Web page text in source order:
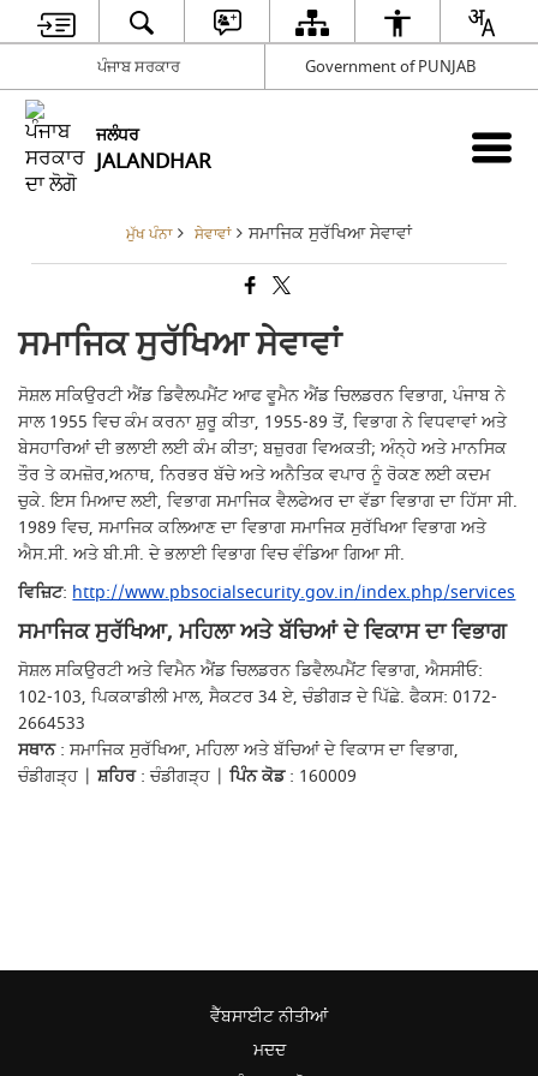
ਪੰਜਾਬ ਸਰਕਾਰ Government of PUNJAB
ਜਲੰਧਰ
JALANDHAR
ਮੁੱਖ ਪੰਨਾ ਸੇਵਾਵਾਂ ਸਮਾਜਿਕ ਸੁਰੱਖਿਆ ਸੇਵਾਵਾਂ
ਸਮਾਜਿਕ ਸੁਰੱਖਿਆ ਸੇਵਾਵਾਂ
ਸੋਸ਼ਲ ਸਕਿਉਰਟੀ ਐਂਡ ਡਿਵੈਲਪਮੈਂਟ ਆਫ ਵੂਮੈਨ ਐਂਡ ਚਿਲਡਰਨ ਵਿਭਾਗ, ਪੰਜਾਬ ਨੇ
ਸਾਲ 1955 ਵਿਚ ਕੰਮ ਕਰਨਾ ਸ਼ੁਰੂ ਕੀਤਾ, 1955-89 ਤੋਂ, ਵਿਭਾਗ ਨੇ ਵਿਧਵਾਵਾਂ ਅਤੇ
ਬੇਸਹਾਰਿਆਂ ਦੀ ਭਲਾਈ ਲਈ ਕੰਮ ਕੀਤਾ; ਬਜ਼ੁਰਗ ਵਿਅਕਤੀ; ਅੰਨ੍ਹੇ ਅਤੇ ਮਾਨਸਿਕ
ਤੌਰ ਤੇ ਕਮਜ਼ੋਰ,ਅਨਾਥ, ਨਿਰਭਰ ਬੱਚੇ ਅਤੇ ਅਨੈਤਿਕ ਵਪਾਰ ਨੂੰ ਰੋਕਣ ਲਈ ਕਦਮ
ਚੁਕੇ. ਇਸ ਮਿਆਦ ਲਈ, ਵਿਭਾਗ ਸਮਾਜਿਕ ਵੈਲਫੇਅਰ ਦਾ ਵੱਡਾ ਵਿਭਾਗ ਦਾ ਹਿੱਸਾ ਸੀ.
1989 ਵਿਚ, ਸਮਾਜਿਕ ਕਲਿਆਣ ਦਾ ਵਿਭਾਗ ਸਮਾਜਿਕ ਸੁਰੱਖਿਆ ਵਿਭਾਗ ਅਤੇ
ਐਸ.ਸੀ. ਅਤੇ ਬੀ.ਸੀ. ਦੇ ਭਲਾਈ ਵਿਭਾਗ ਵਿਚ ਵੰਡਿਆ ਗਿਆ ਸੀ.
ਵਿਜ਼ਿਟ: http://www.pbsocialsecurity.gov.in/index.php/services
ਸਮਾਜਿਕ ਸੁਰੱਖਿਆ, ਮਹਿਲਾ ਅਤੇ ਬੱਚਿਆਂ ਦੇ ਵਿਕਾਸ ਦਾ ਵਿਭਾਗ
ਸੋਸ਼ਲ ਸਕਿਉਰਟੀ ਅਤੇ ਵਿਮੈਨ ਐਂਡ ਚਿਲਡਰਨ ਡਿਵੈਲਪਮੈਂਟ ਵਿਭਾਗ, ਐਸਸੀਓ:
102-103, ਪਿਕਕਾਡੀਲੀ ਮਾਲ, ਸੈਕਟਰ 34 ਏ, ਚੰਡੀਗੜ ਦੇ ਪਿੱਛੇ. ਫੈਕਸ: 0172-
2664533
ਸਥਾਨ: ਸਮਾਜਿਕ ਸੁਰੱਖਿਆ, ਮਹਿਲਾ ਅਤੇ ਬੱਚਿਆਂ ਦੇ ਵਿਕਾਸ ਦਾ ਵਿਭਾਗ,
ਚੰਡੀਗੜ੍ਹ |ਸ਼ਹਿਰ: ਚੰਡੀਗੜ੍ਹ |ਪਿੰਨ ਕੋਡ: 160009
ਵੈੱਬਸਾਈਟ ਨੀਤੀਆਂ
ਮਦਦ